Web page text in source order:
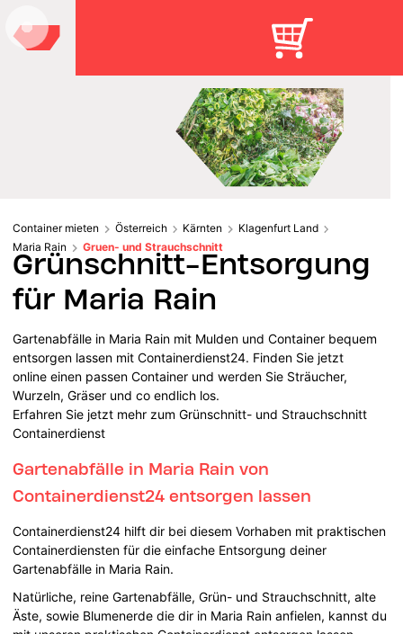
Container mieten Österreich Kärnten
Klagenfurt Land
Maria Rain
Gruen- und Strauchschnitt
Grünschnitt-Entsorgung
für Maria Rain
Gartenabfälle in Maria Rain mit Mulden und Container bequem
entsorgen lassen mit Containerdienst24. Finden Sie jetzt
online einen passen Container und werden Sie Sträucher,
Wurzeln, Gräser und co endlich los.
Erfahren Sie jetzt mehr zum Grünschnitt- und Strauchschnitt
Containerdienst
Gartenabfälle in Maria Rain von
Containerdienst24 entsorgen lassen
Containerdienst24 hilft dir bei diesem Vorhaben mit praktischen
Containerdiensten für die einfache Entsorgung deiner
Gartenabfälle in Maria Rain.
Natürliche, reine Gartenabfälle, Grün- und Strauchschnitt, alte
Äste, sowie Blumenerde die dir in Maria Rain anfielen, kannst du